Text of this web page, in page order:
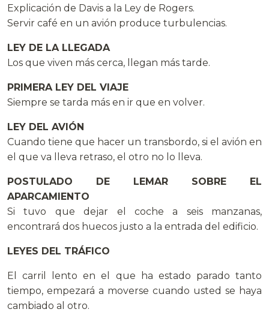
Explicación de Davis a la Ley de Rogers.
Servir café en un avión produce turbulencias.
LEY DE LA LLEGADA
Los que viven más cerca, llegan más tarde.
PRIMERA LEY DEL VIAJE
Siempre se tarda más en ir que en volver.
LEY DEL AVIÓN
Cuando tiene que hacer un transbordo, si el avión en
el que va lleva retraso, el otro no lo lleva.
POSTULADO DE LEMAR SOBRE EL
APARCAMIENTO
Si tuvo que dejar el coche a seis manzanas,
encontrará dos huecos justo a la entrada del edificio.
LEYES DEL TRÁFICO
El carril lento en el que ha estado parado tanto
tiempo, empezará a moverse cuando usted se haya
cambiado al otro.